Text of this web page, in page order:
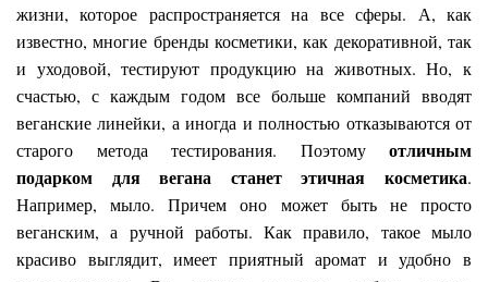
жизни, которое распространяется на все сферы. А, как
известно, многие бренды косметики, как декоративной, так
и уходовой, тестируют продукцию на животных. Но, к
счастью, с каждым годом все больше компаний вводят
веганские линейки, а иногда и полностью отказываются от
старого метода тестирования. Поэтому отличным
подарком для вегана станет этичная косметика.
Например, мыло. Причем оно может быть не просто
веганским, а ручной работы. Как правило, такое мыло
красиво выглядит, имеет приятный аромат и удобно в